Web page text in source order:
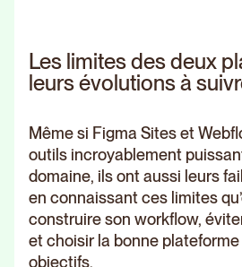
Les limites des deux
leurs évolutions à
Même si Figma Sites et
outils incroyablement
domaine, ils ont aussi leurs
en connaissant ces limites
construire son workflow,
et choisir la bonne
objectifs.